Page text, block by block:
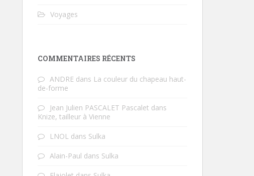
Voyages
COMMENTAIRES RÉCENTS
ANDRE dans La couleur du chapeau haut-
de-forme
Jean Julien PASCALET Pascalet dans
Knize, tailleur à Vienne
LNOL dans Sulka
Alain-Paul dans Sulka